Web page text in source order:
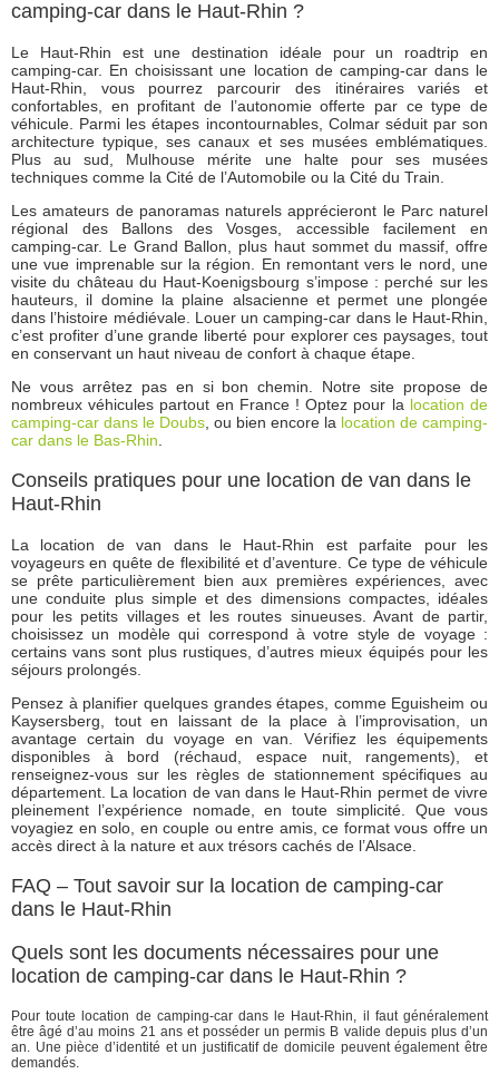
camping-car dans le Haut-Rhin ?
Le Haut-Rhin est une destination idéale pour un roadtrip en
camping-car. En choisissant une location de camping-car dans le
Haut-Rhin, vous pourrez parcourir des itinéraires variés et
confortables, en profitant de l’autonomie offerte par ce type de
véhicule. Parmi les étapes incontournables, Colmar séduit par son
architecture typique, ses canaux et ses musées emblématiques.
Plus au sud, Mulhouse mérite une halte pour ses musées
techniques comme la Cité de l’Automobile ou la Cité du Train.
Les amateurs de panoramas naturels apprécieront le Parc naturel
régional des Ballons des Vosges, accessible facilement en
camping-car. Le Grand Ballon, plus haut sommet du massif, offre
une vue imprenable sur la région. En remontant vers le nord, une
visite du château du Haut-Koenigsbourg s’impose : perché sur les
hauteurs, il domine la plaine alsacienne et permet une plongée
dans l’histoire médiévale. Louer un camping-car dans le Haut-Rhin,
c’est profiter d’une grande liberté pour explorer ces paysages, tout
en conservant un haut niveau de confort à chaque étape.
Ne vous arrêtez pas en si bon chemin. Notre site propose de
nombreux véhicules partout en France ! Optez pour la location de
camping-car dans le Doubs , ou bien encore la location de camping-
car dans le Bas-Rhin
Conseils pratiques pour une location de van dans le
Haut-Rhin
La location de van dans le Haut-Rhin est parfaite pour les
voyageurs en quête de flexibilité et d’aventure. Ce type de véhicule
se prête particulièrement bien aux premières expériences, avec
une conduite plus simple et des dimensions compactes, idéales
pour les petits villages et les routes sinueuses. Avant de partir,
choisissez un modèle qui correspond à votre style de voyage :
certains vans sont plus rustiques, d’autres mieux équipés pour les
séjours prolongés.
Pensez à planifier quelques grandes étapes, comme Eguisheim ou
Kaysersberg, tout en laissant de la place à l’improvisation, un
avantage certain du voyage en van. Vérifiez les équipements
disponibles à bord (réchaud, espace nuit, rangements), et
renseignez-vous sur les règles de stationnement spécifiques au
département. La location de van dans le Haut-Rhin permet de vivre
pleinement l’expérience nomade, en toute simplicité. Que vous
voyagiez en solo, en couple ou entre amis, ce format vous offre un
accès direct à la nature et aux trésors cachés de l’Alsace.
FAQ – Tout savoir sur la location de camping-car
dans le Haut-Rhin
Quels sont les documents nécessaires pour une
location de camping-car dans le Haut-Rhin ?
Pour toute location de camping-car dans le Haut-Rhin, il faut généralement
être âgé d’au moins 21 ans et posséder un permis B valide depuis plus d’un
an. Une pièce d’identité et un justificatif de domicile peuvent également être
demandés.